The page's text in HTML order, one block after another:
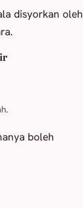
disyorkan oleh
boleh